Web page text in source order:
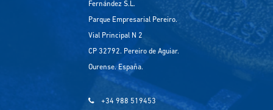
Fernández S.L.
Parque Empresarial Pereiro.
Vial Principal N 2
CP 32792. Pereiro de Aguiar.
Ourense. España.
+34 988 519453